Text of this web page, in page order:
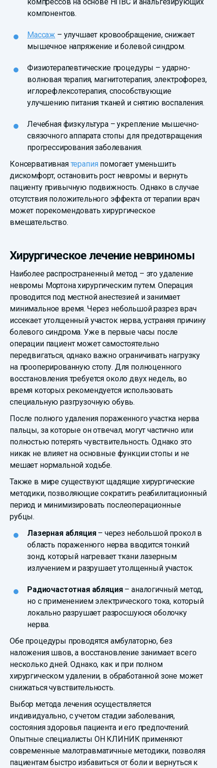
компонентов.
Массаж – улучшает кровообращение, снижает
мышечное напряжение и болевой синдром.
Физиотерапевтические процедуры – ударно-
волновая терапия, магнитотерапия, электрофорез,
иглорефлексотерапия, способствующие
улучшению питания тканей и снятию воспаления.
Лечебная физкультура – укрепление мышечно-
связочного аппарата стопы для предотвращения
прогрессирования заболевания.
Консервативная терапия помогает уменьшить
дискомфорт, остановить рост невромы и вернуть
пациенту привычную подвижность. Однако в случае
отсутствия положительного эффекта от терапии врач
может порекомендовать хирургическое
вмешательство.
Хирургическое лечение невриномы
Наиболее распространенный метод – это удаление
невромы Мортона хирургическим путем. Операция
проводится под местной анестезией и занимает
минимальное время. Через небольшой разрез врач
иссекает утолщенный участок нерва, устраняя причину
болевого синдрома. Уже в первые часы после
операции пациент может самостоятельно
передвигаться, однако важно ограничивать нагрузку
на прооперированную стопу. Для полноценного
восстановления требуется около двух недель, во
время которых рекомендуется использовать
специальную разгрузочную обувь.
После полного удаления пораженного участка нерва
пальцы, за которые он отвечал, могут частично или
полностью потерять чувствительность. Однако это
никак не влияет на основные функции стопы и не
мешает нормальной ходьбе.
Также в мире существуют щадящие хирургические
методики, позволяющие сократить реабилитационный
период и минимизировать послеоперационные
рубцы.
Лазерная абляция– через небольшой прокол в
область пораженного нерва вводится тонкий
зонд, который нагревает ткани лазерным
излучением и разрушает утолщенный участок.
Радиочастотная абляция– аналогичный метод,
но с применением электрического тока, который
локально разрушает разросшуюся оболочку
нерва.
Обе процедуры проводятся амбулаторно, без
наложения швов, а восстановление занимает всего
несколько дней. Однако, как и при полном
хирургическом удалении, в обработанной зоне может
снижаться чувствительность.
Выбор метода лечения осуществляется
индивидуально, с учетом стадии заболевания,
состояния здоровья пациента и его предпочтений.
Опытные специалисты ОН КЛИНИК применяют
современные малотравматичные методики, позволяя
пациентам быстро избавиться от боли и вернуться к